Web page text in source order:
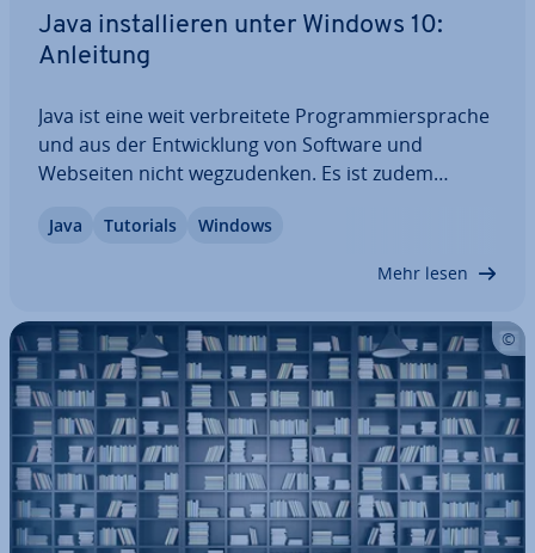
Java in­stal­lie­ren unter Windows 10:
Anleitung
Java ist eine weit ver­brei­te­te Pro­gram­mier­spra­che
und aus der Ent­wick­lung von Software und
Webseiten nicht weg­zu­den­ken. Es ist zudem
blem­los nutzen. Beachten Sie jedoch, dass Sie
Java Tutorials Windows
Mehr lesen